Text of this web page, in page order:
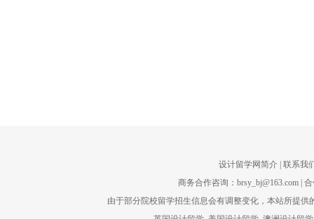
设计留学网简介 | 联系我
商务合作咨询：brsy_bj@163.com |
由于部分院校留学招生信息会有调整变化，本站所提供